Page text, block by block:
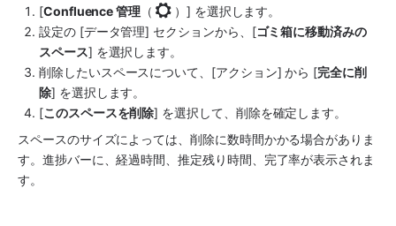
[Confluence 管理 （
）] を選択します。
設定の [データ管理] セクションから、[ゴミ箱に移動済みの
スペース] を選択します。
削除したいスペースについて、[アクション] から [完全に削
除] を選択します。
[このスペースを削除] を選択して、削除を確定します。
スペースのサイズによっては、削除に数時間かかる場合がありま
す。進捗バーに、経過時間、推定残り時間、完了率が表示されま
す。